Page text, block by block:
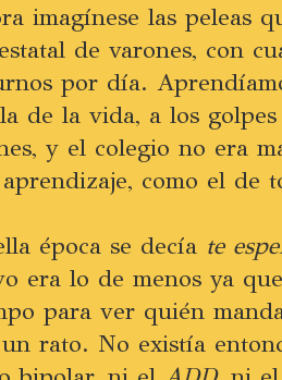
imagínese las peleas
de varones, con
por día.
de la vida, a los
y el colegio no era
como el de
época se decía te
era lo de menos ya
para ver quién
rato. No existía